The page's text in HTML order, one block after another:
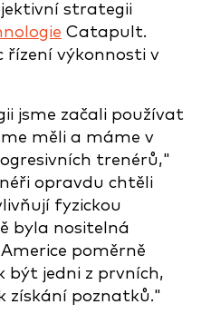
strategii
Catapult.
řízení výkonnosti v
jsme začali používat
měli a máme v
trenérů,"
opravdu chtěli
fyzickou
byla nositelná
poměrně
být jedni z prvních,
získání poznatků."